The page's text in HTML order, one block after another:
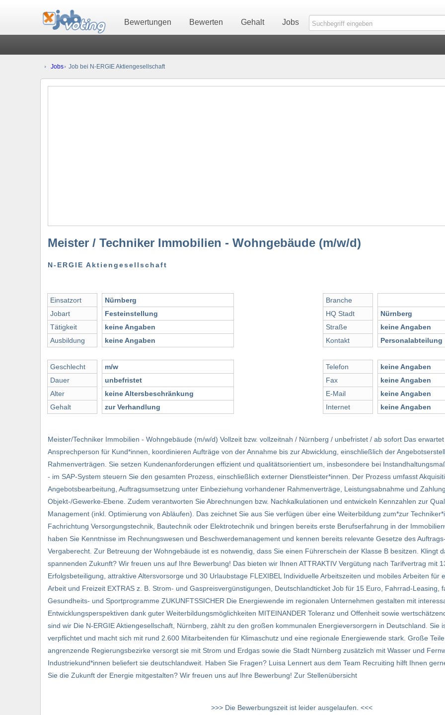
Bewertungen Bewerten Gehalt Jobs
Jobs Job bei N-ERGIE Aktiengesellschaft
Meister / Techniker Immobilien - Wohngebäude (m/w/d)
N-ERGIE Aktiengesellschaft
Einsatzort
Jobart
Tätigkeit
Ausbildung
Geschlecht
Dauer
Alter
Gehalt
Nürnberg
Festeinstellung
keine Angaben
keine Angaben
m/w
unbefristet
keine Altersbeschränkung
zur Verhandlung
Branche
HQ Stadt
Straße
Kontakt
Telefon
Fax
E-Mail
Internet
Nürnberg
keine Angaben
Personalabteilung
keine Angaben
keine Angaben
keine Angaben
keine Angaben
Meister/Techniker Immobilien - Wohngebäude (m/w/d) Vollzeit bzw. vollzeitnah / Nürnberg / unbefristet / ab sofort Das
Ansprechperson für Kund*innen, koordinieren Aufträge von der Annahme bis zur Abwicklung, einschließlich der
Rahmenverträgen. Sie setzen Kundenanforderungen effizient und qualitätsorientiert um, insbesondere bei
- im SAP-System steuern Sie den gesamten Prozess, einschließlich externer Dienstleister*innen. Der Prozess umfasst
Angebotsbearbeitung, Auftragsumsetzung unter Einbeziehung vorhandener Rahmenverträge, Leistungsabnahme und
Objekt-/Gewerke-Ebene. Zudem verantworten Sie Abrechnungen bzw. Nachkalkulationen und entwickeln Kennzahlen zur
Management (inkl. Optimierung von Abläufen). Das zeichnet Sie aus Sie verfügen über eine Weiterbildung zum*zur
Fachrichtung Versorgungstechnik, Bautechnik oder Elektrotechnik und bringen bereits erste Berufserfahrung in der
haben Sie Kenntnisse im Rechnungswesen und Beschwerdemanagement und kennen bereits relevante Gesetze des
Vergaberecht. Zur Betreuung der Wohngebäude ist es notwendig, dass Sie einen Führerschein der Klasse B besitzen. Klingt
spannenden Zukunft? Wir freuen uns auf Ihre Bewerbung! Das bieten wir Ihnen ATTRAKTIV Vergütung nach Tarifvertrag mit
Erfolgsbeteiligung, attraktive Altersvorsorge und 30 Urlaubstage FLEXIBEL Individuelle Arbeitszeiten und mobiles Arbeiten für
Arbeit und Freizeit EXTRAS z. B. Strom- und Gaspreisvergünstigungen, Deutschlandticket Job für 15 Euro, Fahrrad-Leasing,
Gesundheits- und Sportprogramme ZUKUNFTSSICHER Die Energiewende im regionalen Unternehmen gestalten mit
Entwicklungsperspektiven dank guter Weiterbildungsmöglichkeiten MITEINANDER Toleranz und Offenheit sowie
sind wir Die N-ERGIE Aktiengesellschaft, Nürnberg, zählt zu den großen kommunalen Energieversorgern in Deutschland. Sie
verpflichtet und macht sich mit rund 2.600 Mitarbeitenden für Klimaschutz und eine regionale Energiewende stark. Große
angrenzende Regierungsbezirke versorgt sie mit Strom und Erdgas sowie die Stadt Nürnberg zusätzlich mit Wasser und
Industriekund*innen beliefert sie deutschlandweit. Haben Sie Fragen? Luisa Lennert aus dem Team Recruiting hilft Ihnen
Sie die Zukunft der Energie mitgestalten? Wir freuen uns auf Ihre Bewerbung! Zur Stellenübersicht
>>> Die Bewerbungszeit ist leider ausgelaufen. <<<